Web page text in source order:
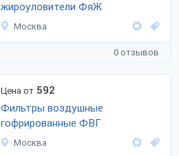
жироуловители ФяЖ
Москва
0 отзывов
Цена от 592
Фильтры воздушные
гофрированные ФВГ
Москва